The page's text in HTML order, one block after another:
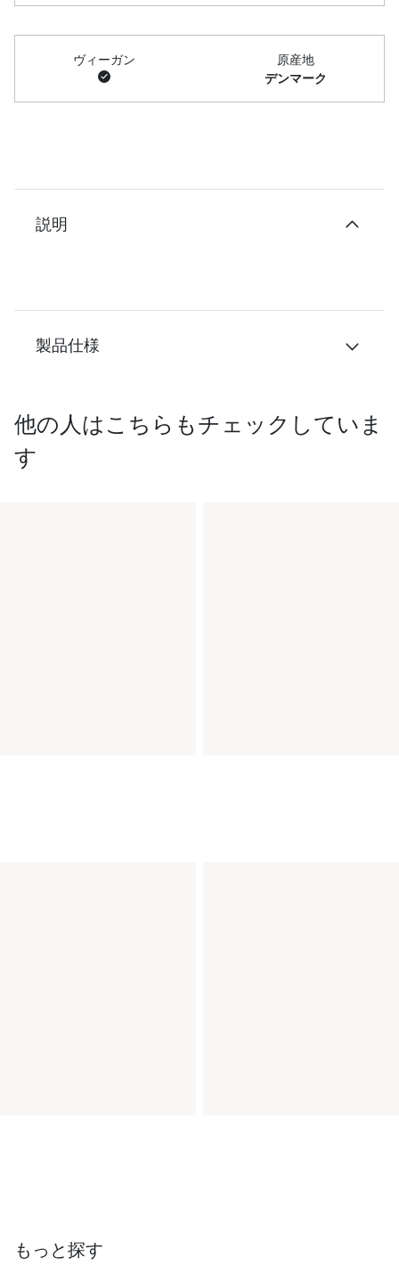
ヴィーガン
原産地
デンマーク
説明
製品仕様
他の人はこちらもチェックしていま
す
もっと探す